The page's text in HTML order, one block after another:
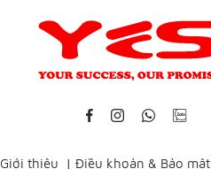
Giới thiệu
| Điều khoản & Bảo mật